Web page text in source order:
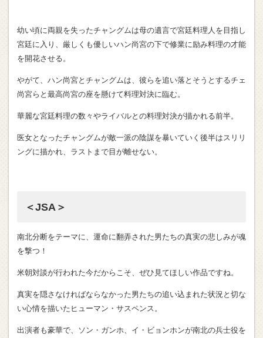
幼い頃に両親を失ったチャングムは母の遺言で宮廷料理人を目指し
宮廷に入り、厳しくも優しいハン尚宮の下で修業に励み料理の才能
を開花させる。
やがて、ハン尚宮とチャングムは、彼らを追い落とそうとするチェ
尚宮らと最高尚宮の座を懸けて料理対決に臨む。
華麗な宮廷料理の数々やライバルとの料理対決が描かれる前半。
医女となったチャングムが敵一派の陰謀を暴いていく後半はスリリ
ングに描かれ、ラストまで目が離せない。
＜JSA＞
南北分断をテーマに、運命に翻弄された男たちの真実の悲しみが魂
を撃つ！
米朝対談が行われた今だからこそ、ぜひ見てほしい作品ですね。
真実を隠さなければならなかった男たちの追い込まれた状況と切な
い心情を描いたヒューマン・サスペンス。
出演者も豪華で、ソン・ガンホ、イ・ビョンホンが南北の兵士役を